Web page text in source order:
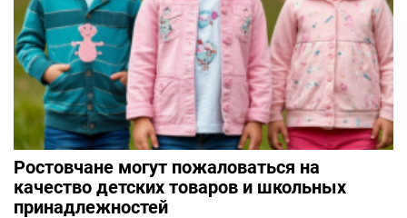
Ростовчане могут пожаловаться на
качество детских товаров и школьных
принадлежностей